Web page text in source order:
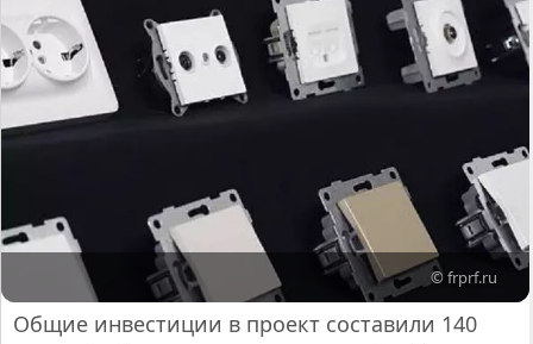
© frprf.ru
Общие инвестиции в проект составили 140